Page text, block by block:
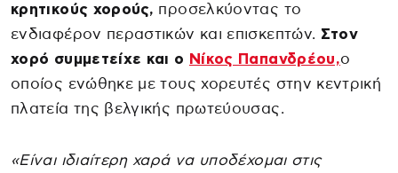
κρητικούς χορούς, προσελκύοντας το
ενδιαφέρον περαστικών και επισκεπτών. Στον
χορό συμμετείχε και ο Νίκος Παπανδρέου,ο
οποίος ενώθηκε με τους χορευτές στην κεντρική
πλατεία της βελγικής πρωτεύουσας.
«Είναι ιδιαίτερη χαρά να υποδέχομαι στις